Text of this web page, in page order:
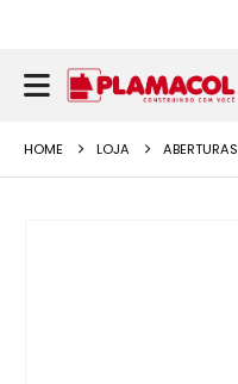
HOME LOJA ABERTURAS